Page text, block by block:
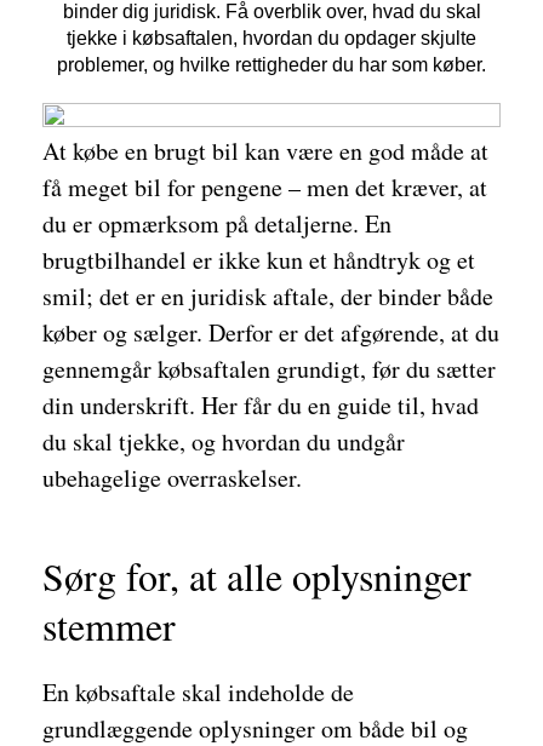
binder dig juridisk. Få overblik over, hvad du skal
tjekke i købsaftalen, hvordan du opdager skjulte
problemer, og hvilke rettigheder du har som køber.
At købe en brugt bil kan være en god måde at
få meget bil for pengene – men det kræver, at
du er opmærksom på detaljerne. En
brugtbilhandel er ikke kun et håndtryk og et
smil; det er en juridisk aftale, der binder både
køber og sælger. Derfor er det afgørende, at du
gennemgår købsaftalen grundigt, før du sætter
din underskrift. Her får du en guide til, hvad
du skal tjekke, og hvordan du undgår
ubehagelige overraskelser.
Sørg for, at alle oplysninger
stemmer
En købsaftale skal indeholde de
grundlæggende oplysninger om både bil og